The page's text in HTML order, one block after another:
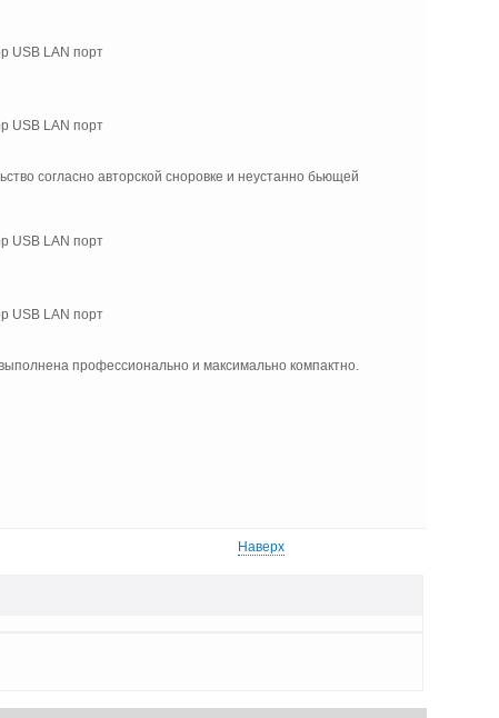
согласно авторской сноровке и неустанно бьющей
профессионально и максимально компактно.
Наверх